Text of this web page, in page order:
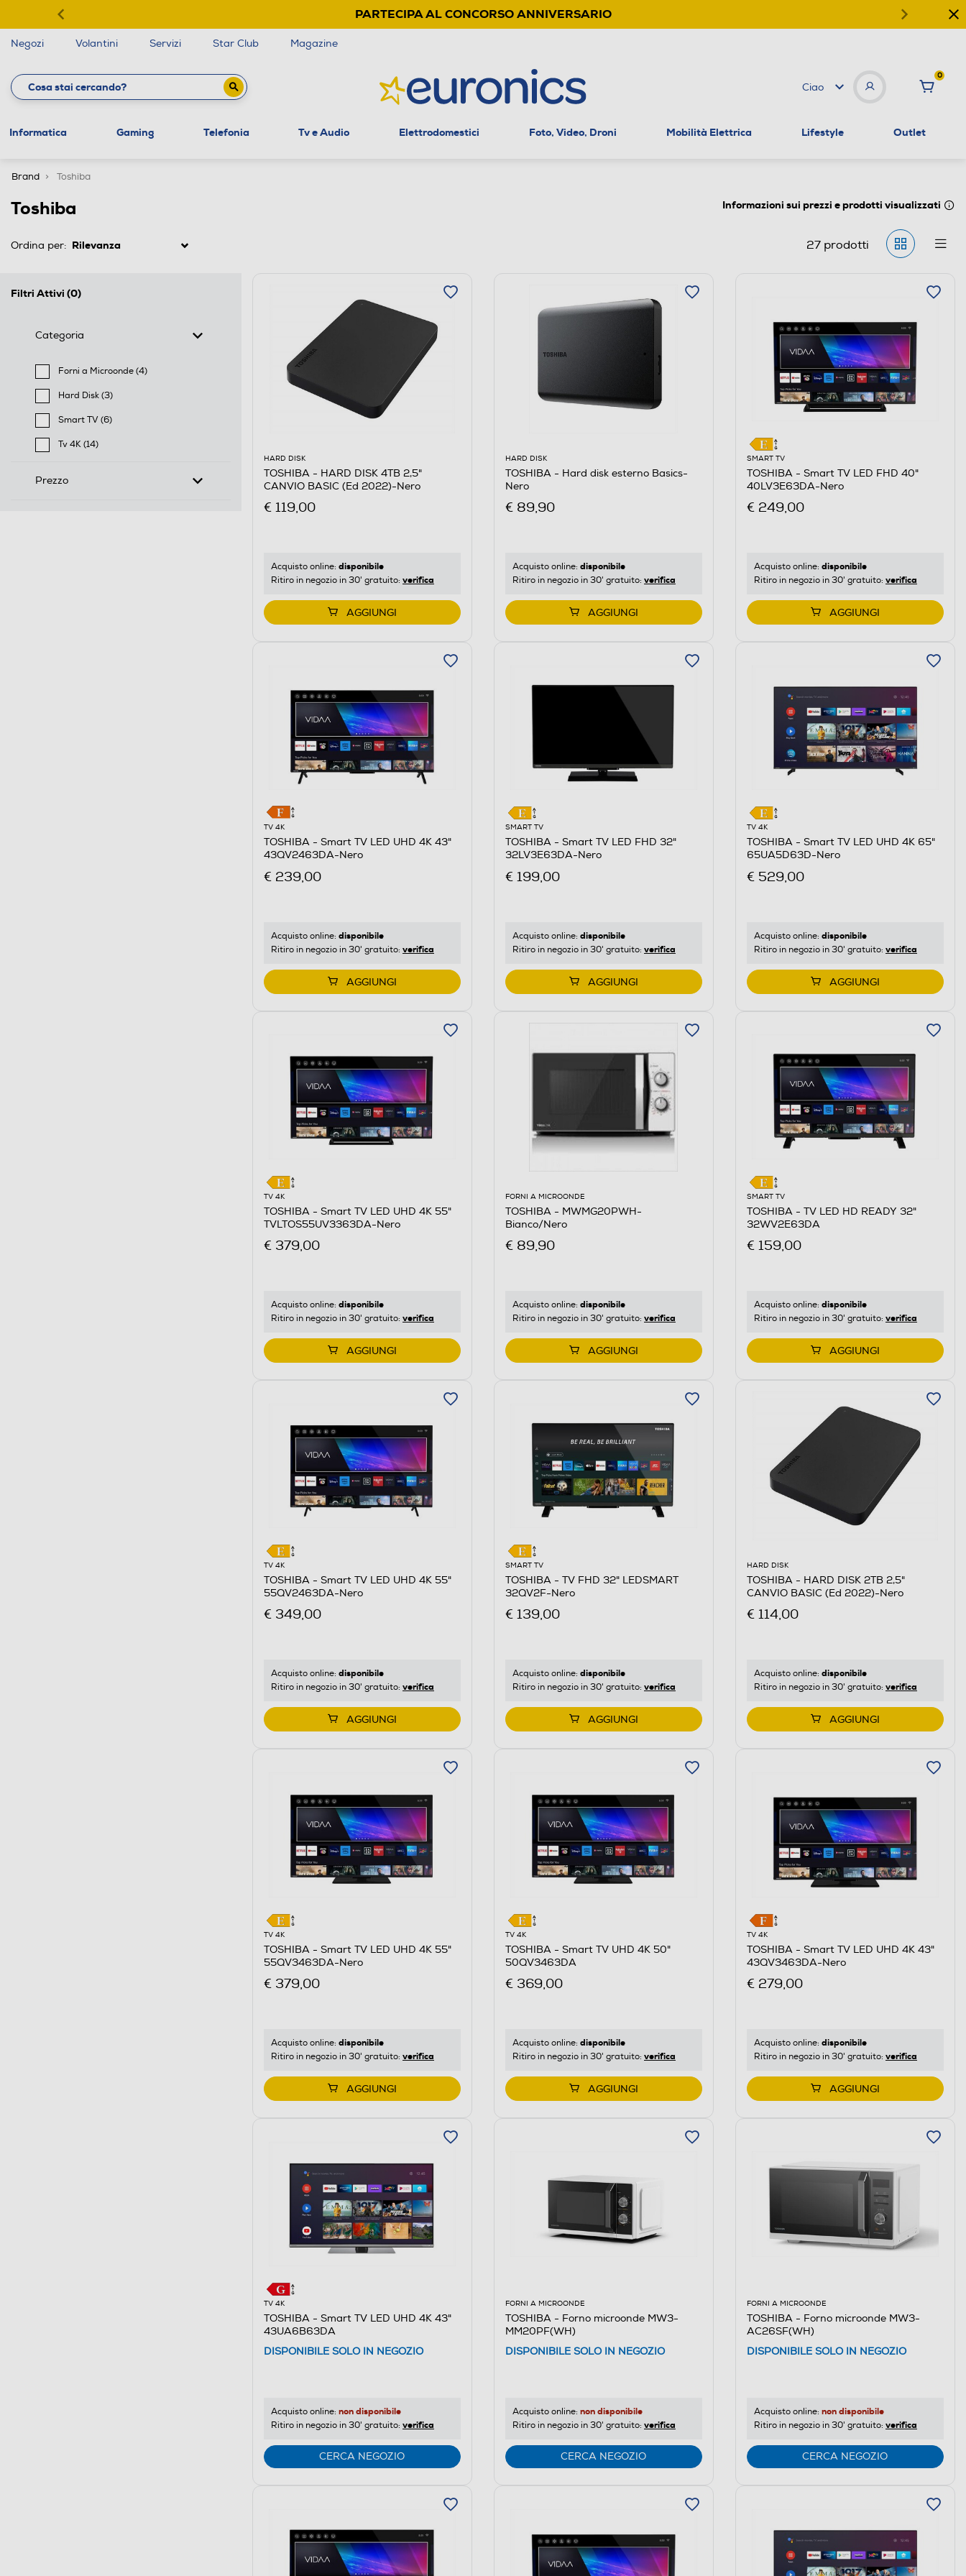
PARTECIPA AL CONCORSO ANNIVERSARIO
Negozi Volantini Servizi Star Club Magazine
Ciao
0
Informatica Gaming Telefonia Tv e Audio Elettrodomestici Foto, Video, Droni Mobilità Elettrica Lifestyle Outlet
Brand Toshiba
Toshiba Informazioni sui prezzi e prodotti visualizzati
Ordina per: 27prodotti
Filtri Attivi (0)
Categoria
Forni a Microonde (4)
Filtra per Categoria: Forni a Microonde
Hard Disk (3)
Filtra per Categoria: Hard Disk
Smart TV (6)
Filtra per Categoria: Smart TV
Tv 4K (14)
Prezzo
HARD DISK
TOSHIBA - HARD DISK 4TB 2,5"
CANVIO BASIC (Ed 2022)-Nero
€ 119,00
Acquisto online: disponibile
Ritiro in negozio in 30' gratuito: verifica
AGGIUNGI
HARD DISK
TOSHIBA - Hard disk esterno Basics-
Nero
€ 89,90
Acquisto online: disponibile
Ritiro in negozio in 30' gratuito: verifica
AGGIUNGI
SMART TV
TOSHIBA - Smart TV LED FHD 40"
40LV3E63DA-Nero
€ 249,00
Acquisto online: disponibile
Ritiro in negozio in 30' gratuito: verifica
AGGIUNGI
TV 4K
TOSHIBA - Smart TV LED UHD 4K 43"
43QV2463DA-Nero
€ 239,00
Acquisto online: disponibile
Ritiro in negozio in 30' gratuito: verifica
AGGIUNGI
SMART TV
TOSHIBA - Smart TV LED FHD 32"
32LV3E63DA-Nero
€ 199,00
Acquisto online: disponibile
Ritiro in negozio in 30' gratuito: verifica
AGGIUNGI
TV 4K
TOSHIBA - Smart TV LED UHD 4K 65"
65UA5D63D-Nero
€ 529,00
Acquisto online: disponibile
Ritiro in negozio in 30' gratuito: verifica
AGGIUNGI
TV 4K
TOSHIBA - Smart TV LED UHD 4K 55"
TVLTOS55UV3363DA-Nero
€ 379,00
Acquisto online: disponibile
Ritiro in negozio in 30' gratuito: verifica
AGGIUNGI
FORNI A MICROONDE
TOSHIBA - MWMG20PWH-
Bianco/Nero
€ 89,90
Acquisto online: disponibile
Ritiro in negozio in 30' gratuito: verifica
AGGIUNGI
SMART TV
TOSHIBA - TV LED HD READY 32"
32WV2E63DA
€ 159,00
Acquisto online: disponibile
Ritiro in negozio in 30' gratuito: verifica
AGGIUNGI
TV 4K
TOSHIBA - Smart TV LED UHD 4K 55"
55QV2463DA-Nero
€ 349,00
Acquisto online: disponibile
Ritiro in negozio in 30' gratuito: verifica
AGGIUNGI
SMART TV
TOSHIBA - TV FHD 32" LEDSMART
32QV2F-Nero
€ 139,00
Acquisto online: disponibile
Ritiro in negozio in 30' gratuito: verifica
AGGIUNGI
HARD DISK
TOSHIBA - HARD DISK 2TB 2,5"
CANVIO BASIC (Ed 2022)-Nero
€ 114,00
Acquisto online: disponibile
Ritiro in negozio in 30' gratuito: verifica
AGGIUNGI
TV 4K
TOSHIBA - Smart TV LED UHD 4K 55"
55QV3463DA-Nero
€ 379,00
Acquisto online: disponibile
Ritiro in negozio in 30' gratuito: verifica
AGGIUNGI
TV 4K
TOSHIBA - Smart TV UHD 4K 50"
50QV3463DA
€ 369,00
Acquisto online: disponibile
Ritiro in negozio in 30' gratuito: verifica
AGGIUNGI
TV 4K
TOSHIBA - Smart TV LED UHD 4K 43"
43QV3463DA-Nero
€ 279,00
Acquisto online: disponibile
Ritiro in negozio in 30' gratuito: verifica
AGGIUNGI
TV 4K
TOSHIBA - Smart TV LED UHD 4K 43"
43UA6B63DA
DISPONIBILE SOLO IN NEGOZIO
Acquisto online: non disponibile
Ritiro in negozio in 30' gratuito: verifica
CERCA NEGOZIO
FORNI A MICROONDE
TOSHIBA - Forno microonde MW3-
MM20PF(WH)
DISPONIBILE SOLO IN NEGOZIO
Acquisto online: non disponibile
Ritiro in negozio in 30' gratuito: verifica
CERCA NEGOZIO
FORNI A MICROONDE
TOSHIBA - Forno microonde MW3-
AC26SF(WH)
DISPONIBILE SOLO IN NEGOZIO
Acquisto online: non disponibile
Ritiro in negozio in 30' gratuito: verifica
CERCA NEGOZIO